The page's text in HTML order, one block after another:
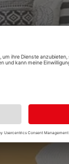
Raumplaner